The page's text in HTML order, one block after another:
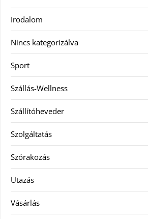
Irodalom
Nincs kategorizálva
Sport
Szállás-Wellness
Szállítóheveder
Szolgáltatás
Szórakozás
Utazás
Vásárlás